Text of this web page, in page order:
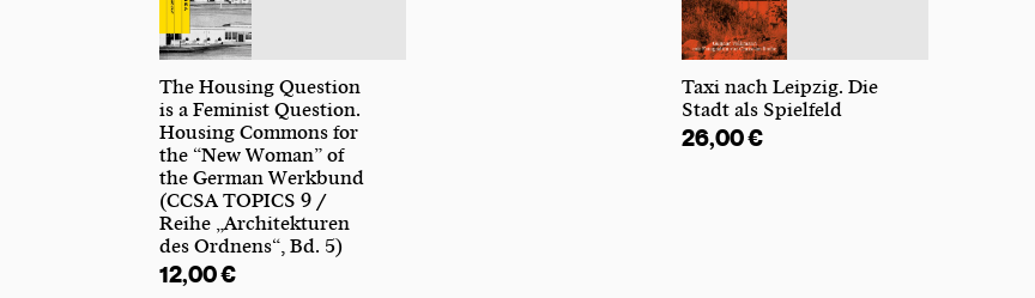
The Housing Question
is a Feminist Question.
Housing Commons for
the “New Woman” of
the German Werkbund
(CCSA TOPICS 9 /
Reihe „Architekturen
des Ordnens“, Bd. 5)
12,00€
Taxi nach Leipzig. Die
Stadt als Spielfeld
26,00€